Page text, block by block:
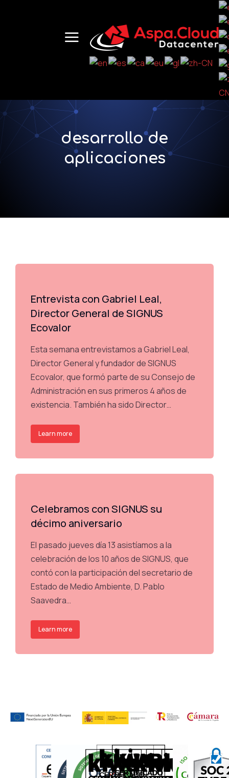
desarrollo de
aplicaciones
Entrevista con Gabriel Leal,
Director General de SIGNUS
Ecovalor
Esta semana entrevistamos a Gabriel Leal,
Director General y fundador de SIGNUS
Ecovalor, que formó parte de su Consejo de
Administración en sus primeros 4 años de
existencia. También ha sido Director…
Learn more
Celebramos con SIGNUS su
décimo aniversario
El pasado jueves día 13 asistíamos a la
celebración de los 10 años de SIGNUS, que
contó con la participación del secretario de
Estado de Medio Ambiente, D. Pablo
Saavedra…
Learn more